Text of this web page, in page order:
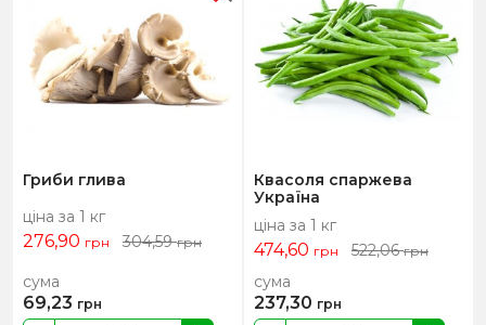
Гриби глива
ціна за 1 кг
276,90 грн 304,59грн
сума
69,23 грн
Квасоля спаржева
Україна
ціна за 1 кг
474,60 грн 522,06грн
сума
237,30 грн